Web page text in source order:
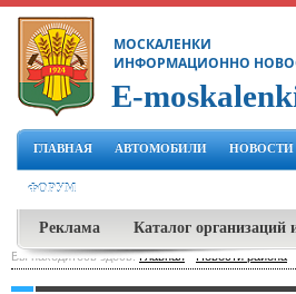
МОСКАЛЕНКИ
ИНФОРМАЦИОННО
E-
ГЛАВНАЯ АВТОМОБИЛИ НОВОСТИ
ФОРУМ
Реклама Каталог организаций
Вы находитесь здесь:Главная-Новости района